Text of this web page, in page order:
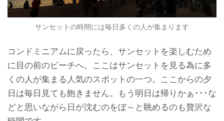
サンセットの時間には毎日多くの人が集まります
コンドミニアムに戻ったら、サンセットを楽しむため
に目の前のビーチへ。ここはサンセットを見る為に多
くの人が集まる人気のスポットの一つ。ここからの夕
日は毎日見ても飽きません。もう明日は帰りかぁ･･･な
どと思いながら日が沈むのをぼ～と眺めるのも贅沢な